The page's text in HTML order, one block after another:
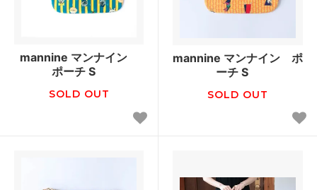
mannine マンナイン
ポーチ S
SOLD OUT
mannine マンナイン ポ
ーチ S
SOLD OUT